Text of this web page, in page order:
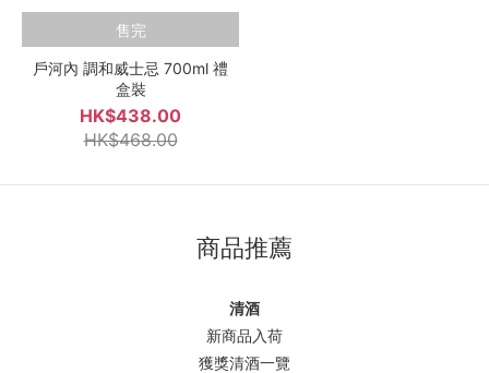
售完
戶河內 調和威士忌 700ml 禮
盒裝
HK$438.00
HK$468.00
商品推薦
清酒
新商品入荷
獲獎清酒一覽